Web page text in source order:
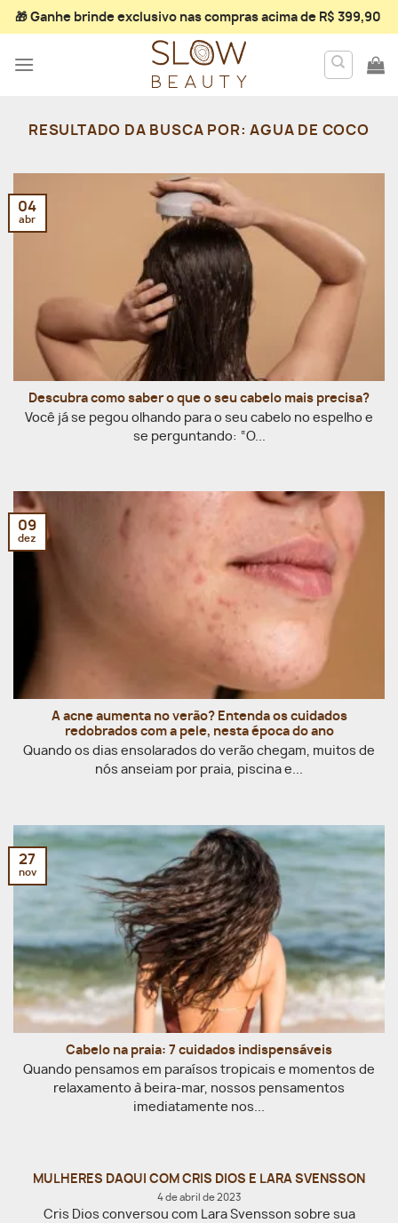
Skip
to
🎁 Ganhe brinde exclusivonas compras acima de R$ 399,90
RESULTADO DA BUSCA POR:AGUA DE COCO
Descubra como saber o que o seu cabelo mais precisa?
Você já se pegou olhando para o seu cabelo no espelho e
se perguntando: “O...
04
abr
A acne aumenta no verão? Entenda os cuidados
redobrados com a pele, nesta época do ano
Quando os dias ensolarados do verão chegam, muitos de
nós anseiam por praia, piscina e...
09
dez
Cabelo na praia: 7 cuidados indispensáveis
Quando pensamos em paraísos tropicais e momentos de
relaxamento à beira-mar, nossos pensamentos
imediatamente nos...
27
nov
MULHERES DAQUI COM CRIS DIOS E LARA SVENSSON
4 de abril de 2023
Cris Dios conversou com Lara Svensson sobre sua